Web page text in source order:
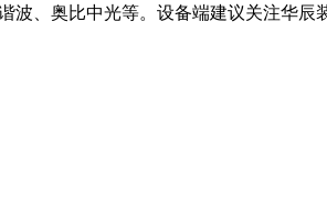
、奥比中光等。设备端建议关注华辰